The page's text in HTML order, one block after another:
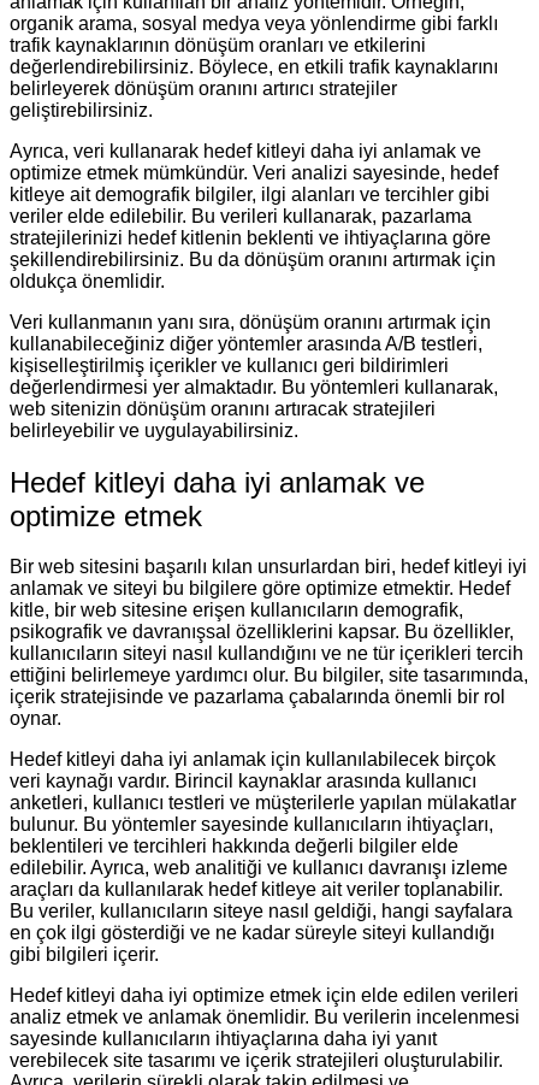
organik arama, sosyal medya veya yönlendirme gibi farklı
trafik kaynaklarının dönüşüm oranları ve etkilerini
değerlendirebilirsiniz. Böylece, en etkili trafik kaynaklarını
belirleyerek dönüşüm oranını artırıcı stratejiler
geliştirebilirsiniz.
Ayrıca, veri kullanarak hedef kitleyi daha iyi anlamak ve
optimize etmek mümkündür. Veri analizi sayesinde, hedef
kitleye ait demografik bilgiler, ilgi alanları ve tercihler gibi
veriler elde edilebilir. Bu verileri kullanarak, pazarlama
stratejilerinizi hedef kitlenin beklenti ve ihtiyaçlarına göre
şekillendirebilirsiniz. Bu da dönüşüm oranını artırmak için
oldukça önemlidir.
Veri kullanmanın yanı sıra, dönüşüm oranını artırmak için
kullanabileceğiniz diğer yöntemler arasında A/B testleri,
kişiselleştirilmiş içerikler ve kullanıcı geri bildirimleri
değerlendirmesi yer almaktadır. Bu yöntemleri kullanarak,
web sitenizin dönüşüm oranını artıracak stratejileri
belirleyebilir ve uygulayabilirsiniz.
Hedef kitleyi daha iyi anlamak ve
optimize etmek
Bir web sitesini başarılı kılan unsurlardan biri, hedef kitleyi iyi
anlamak ve siteyi bu bilgilere göre optimize etmektir. Hedef
kitle, bir web sitesine erişen kullanıcıların demografik,
psikografik ve davranışsal özelliklerini kapsar. Bu özellikler,
kullanıcıların siteyi nasıl kullandığını ve ne tür içerikleri tercih
ettiğini belirlemeye yardımcı olur. Bu bilgiler, site tasarımında,
içerik stratejisinde ve pazarlama çabalarında önemli bir rol
oynar.
Hedef kitleyi daha iyi anlamak için kullanılabilecek birçok
veri kaynağı vardır. Birincil kaynaklar arasında kullanıcı
anketleri, kullanıcı testleri ve müşterilerle yapılan mülakatlar
bulunur. Bu yöntemler sayesinde kullanıcıların ihtiyaçları,
beklentileri ve tercihleri hakkında değerli bilgiler elde
edilebilir. Ayrıca, web analitiği ve kullanıcı davranışı izleme
araçları da kullanılarak hedef kitleye ait veriler toplanabilir.
Bu veriler, kullanıcıların siteye nasıl geldiği, hangi sayfalara
en çok ilgi gösterdiği ve ne kadar süreyle siteyi kullandığı
gibi bilgileri içerir.
Hedef kitleyi daha iyi optimize etmek için elde edilen verileri
analiz etmek ve anlamak önemlidir. Bu verilerin incelenmesi
sayesinde kullanıcıların ihtiyaçlarına daha iyi yanıt
verebilecek site tasarımı ve içerik stratejileri oluşturulabilir.